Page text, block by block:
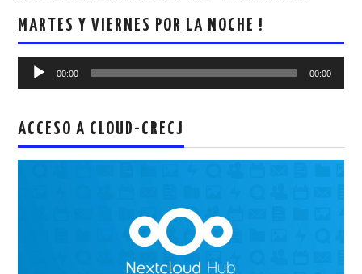
MARTES Y VIERNES POR LA NOCHE !
Reproductor
de
00:00 00:00
ACCESO A CLOUD-CRECJ